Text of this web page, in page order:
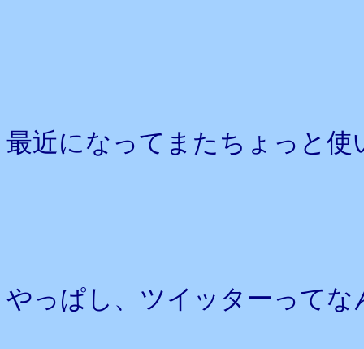
最近になってまたちょっと
やっぱし、ツイッターって